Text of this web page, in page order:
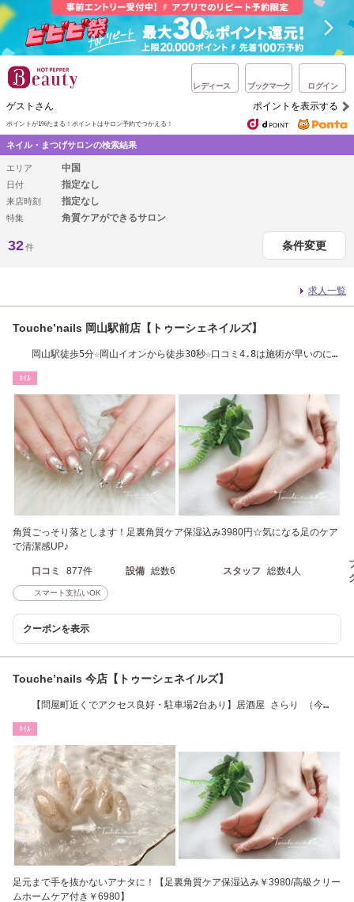
レディース ブックマーク ログイン
ゲストさん ポイントを表示する
ポイントが1%たまる！ ポイントはサロン予約でつかえる！
ネイル・まつげサロンの検索結果
エリア 中国
日付 指定なし
来店時刻 指定なし
特集 角質ケアができるサロン
32件 条件変更
求人一覧
Touche’nails 岡山駅前店【トゥーシェネイルズ】
岡山駅徒歩5分☆岡山イオンから徒歩30秒☆口コミ4.8は施術が早いのにき
ﾈｲﾙ
角質ごっそり落とします！足裏角質ケア保湿込み3980円☆気になる足のケア
で清潔感UP♪
口コミ 877件 設備 総数6 スタッフ 総数4人
スマート支払いOK
クーポンを表示
Touche’nails 今店【トゥーシェネイルズ】
【問屋町近くでアクセス良好・駐車場2台あり】居酒屋 さらり （今
ﾈｲﾙ
足元まで手を抜かないアナタに！【足裏角質ケア保湿込み￥3980/高級クリー
ムホームケア付き￥6980】